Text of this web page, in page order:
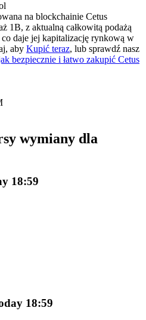
i prowizjami z kopiowania
na blockchainie Cetus
1B, z aktualną całkowitą podażą
daje jej kapitalizację rynkową w
aby Kupić teraz, lub sprawdź nasz
bezpiecznie i łatwo zakupić Cetus
wymiany dla
18:59
18:59